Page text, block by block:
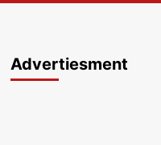
Advertiesment